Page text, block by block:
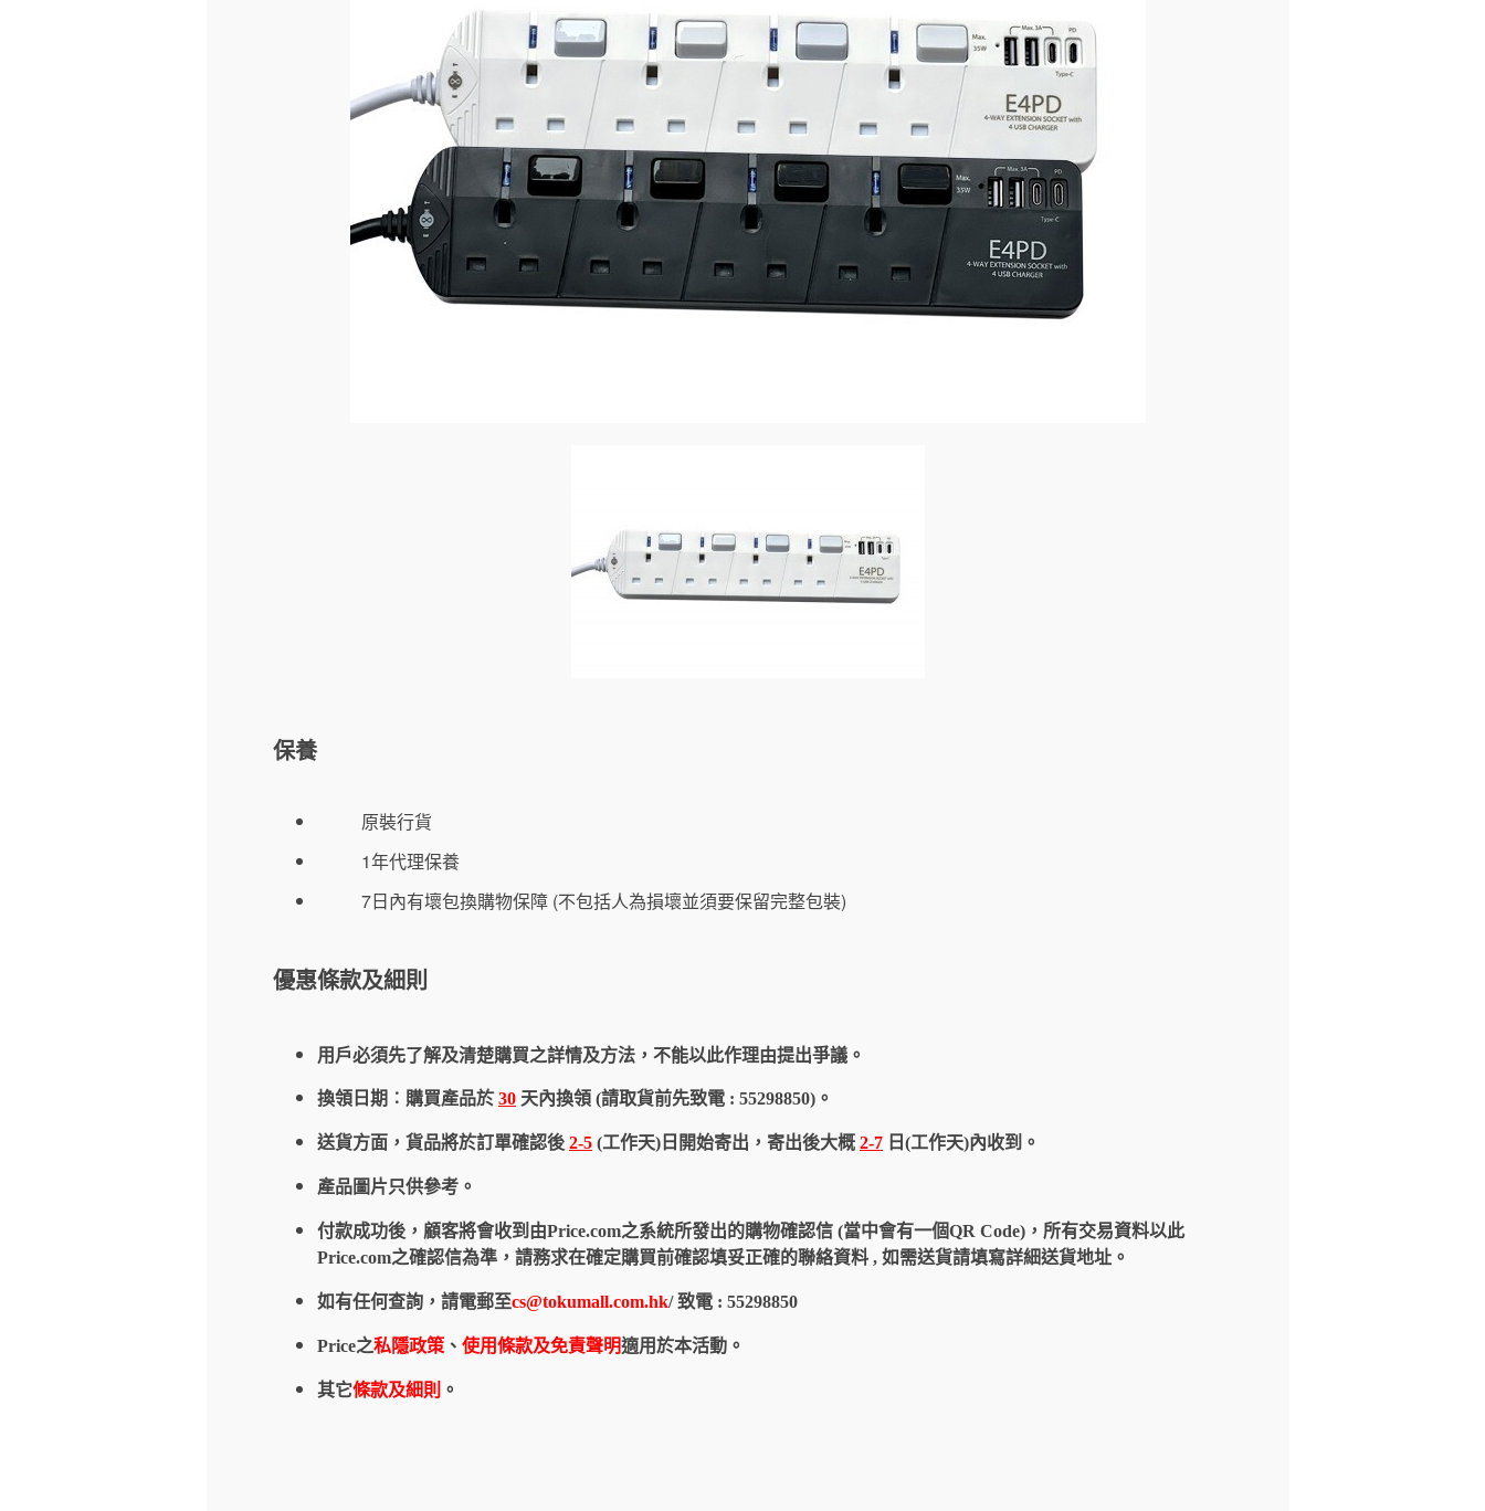
保養
原裝行貨
1年代理保養
7日內有壞包換購物保障 (不包括人為損壞並須要保留完整包裝)
優惠條款及細則
用戶必須先了解及清楚購買之詳情及方法，不能以此作理由提出爭議。
換領日期︰購買產品於 30 天內換領 (請取貨前先致電 : 55298850)。
送貨方面，貨品將於訂單確認後 2-5 (工作天)日開始寄出，寄出後大概 2-7 日(工作天)內收到。
產品圖片只供參考。
付款成功後，顧客將會收到由Price.com之系統所發出的購物確認信 (當中會有一個QR Code)，所有交易資料以此
Price.com之確認信為準，請務求在確定購買前確認填妥正確的聯絡資料 , 如需送貨請填寫詳細送貨地址。
如有任何查詢，請電郵至cs@tokumall.com.hk/ 致電 : 55298850
Price之私隱政策 、 使用條款及免責聲明適用於本活動。
其它條款及細則 。